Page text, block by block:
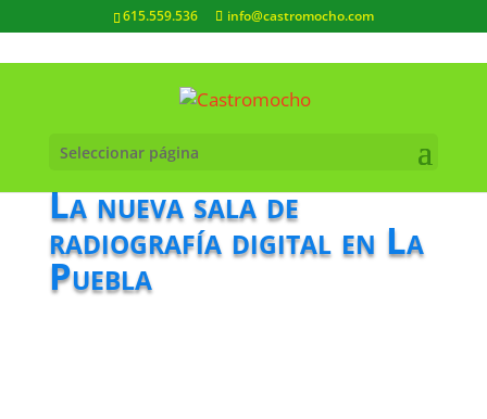
615.559.536 info@castromocho.com
Seleccionar página
La nueva sala de
radiografía digital en La
Puebla